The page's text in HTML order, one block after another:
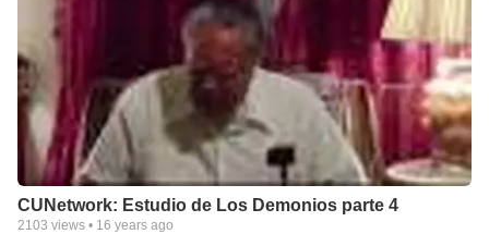
CUNetwork: Estudio de Los Demonios parte 4
2103 views • 16 years ago